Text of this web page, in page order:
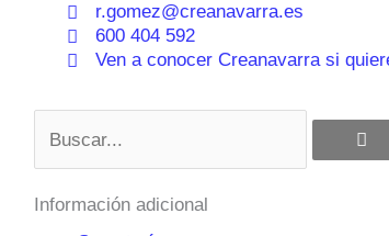
r.gomez@creanavarra.es
600 404 592
Ven a conocer Creanavarra si
Información adicional